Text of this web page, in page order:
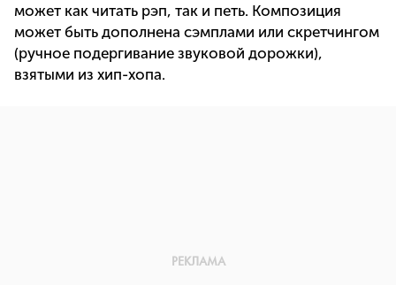
может как читать рэп, так и петь. Композиция
может быть дополнена сэмплами или скретчингом
(ручное подергивание звуковой дорожки),
взятыми из хип-хопа.